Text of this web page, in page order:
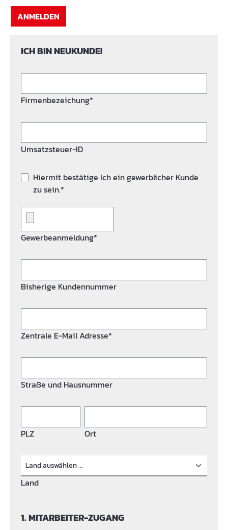
ANMELDEN
ICH BIN NEUKUNDE!
Firmenbezeichung*
Umsatzsteuer-ID
Hiermit bestätige Ich ein gewerblicher Kunde
zu sein.*
Gewerbeanmeldung*
Bisherige Kundennummer
Zentrale E-Mail Adresse*
Straße und Hausnummer
PLZ Ort
Land
1. MITARBEITER-ZUGANG